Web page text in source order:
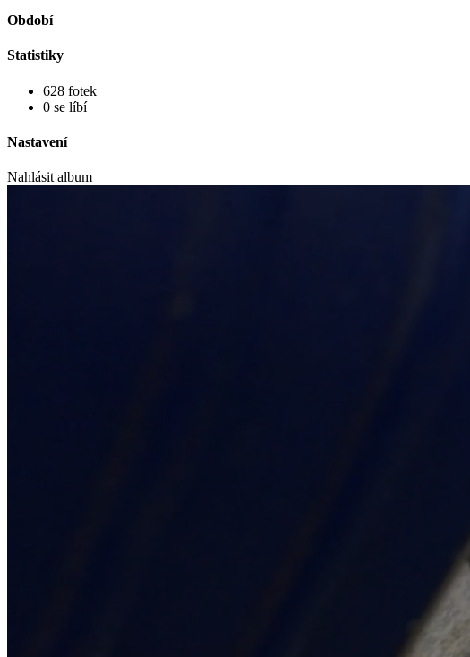
Období
Statistiky
628 fotek
0 se líbí
Nastavení
Nahlásit album